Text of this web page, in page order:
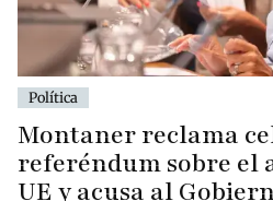
Política
Montaner reclama
referéndum sobre el
UE y acusa al